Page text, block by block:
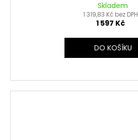
Skladem
1 319,83 Kč bez DPH
1 597 Kč
DO KOŠÍKU